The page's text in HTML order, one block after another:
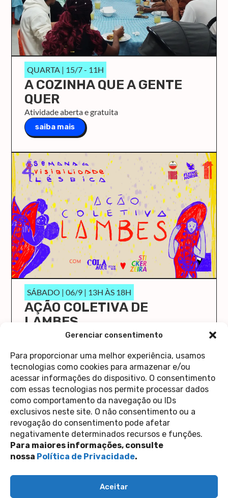
Gerenciar consentimento
Para proporcionar uma melhor experiência, usamos
tecnologias como cookies para armazenar e/ou
acessar informações do dispositivo. O consentimento
com essas tecnologias nos permite processar dados
como comportamento da navegação ou IDs
exclusivos neste site. O não consentimento ou a
revogação do consentimento pode afetar
negativamente determinados recursos e funções.
Para maiores informações, consulte
nossa Política de Privacidade.
Aceitar
QUARTA | 15/7 - 11H
A COZINHA QUE A GENTE
QUER
Atividade aberta e gratuita
saiba mais
SÁBADO | 06/9 | 13H ÀS 18H
AÇÃO COLETIVA DE
LAMBES
O Cola Aqui/Stick Here vai ocupar a Casa 1 de
saiba mais
Política de Privacidade
Perguntas Frequentes
copyright 2026